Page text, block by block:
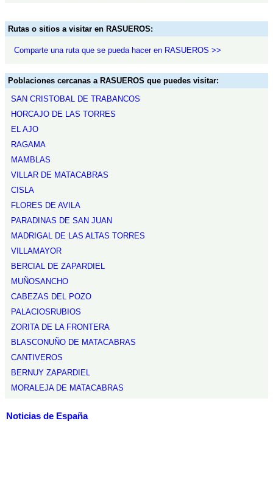
Rutas o sitios a visitar en RASUEROS:
Comparte una ruta que se pueda hacer en RASUEROS >>
Poblaciones cercanas a RASUEROS que puedes visitar:
SAN CRISTOBAL DE TRABANCOS
HORCAJO DE LAS TORRES
EL AJO
RAGAMA
MAMBLAS
VILLAR DE MATACABRAS
CISLA
FLORES DE AVILA
PARADINAS DE SAN JUAN
MADRIGAL DE LAS ALTAS TORRES
VILLAMAYOR
BERCIAL DE ZAPARDIEL
MUÑOSANCHO
CABEZAS DEL POZO
PALACIOSRUBIOS
ZORITA DE LA FRONTERA
BLASCONUÑO DE MATACABRAS
CANTIVEROS
BERNUY ZAPARDIEL
MORALEJA DE MATACABRAS
Noticias de España